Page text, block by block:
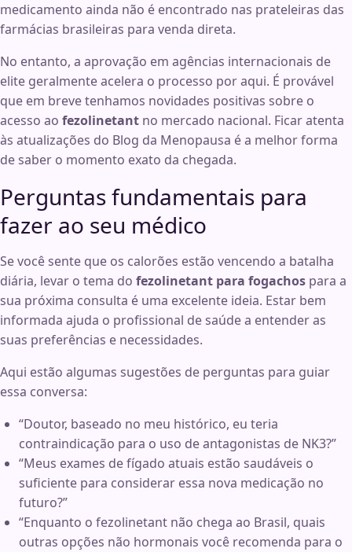
medicamento ainda não é encontrado nas prateleiras das
farmácias brasileiras para venda direta.
No entanto, a aprovação em agências internacionais de
elite geralmente acelera o processo por aqui. É provável
que em breve tenhamos novidades positivas sobre o
acesso ao fezolinetant no mercado nacional. Ficar atenta
às atualizações do Blog da Menopausa é a melhor forma
de saber o momento exato da chegada.
Perguntas fundamentais para
fazer ao seu médico
Se você sente que os calorões estão vencendo a batalha
diária, levar o tema do fezolinetant para fogachos para a
sua próxima consulta é uma excelente ideia. Estar bem
informada ajuda o profissional de saúde a entender as
suas preferências e necessidades.
Aqui estão algumas sugestões de perguntas para guiar
essa conversa:
“Doutor, baseado no meu histórico, eu teria
contraindicação para o uso de antagonistas de NK3?”
“Meus exames de fígado atuais estão saudáveis o
suficiente para considerar essa nova medicação no
futuro?”
“Enquanto o fezolinetant não chega ao Brasil, quais
outras opções não hormonais você recomenda para o